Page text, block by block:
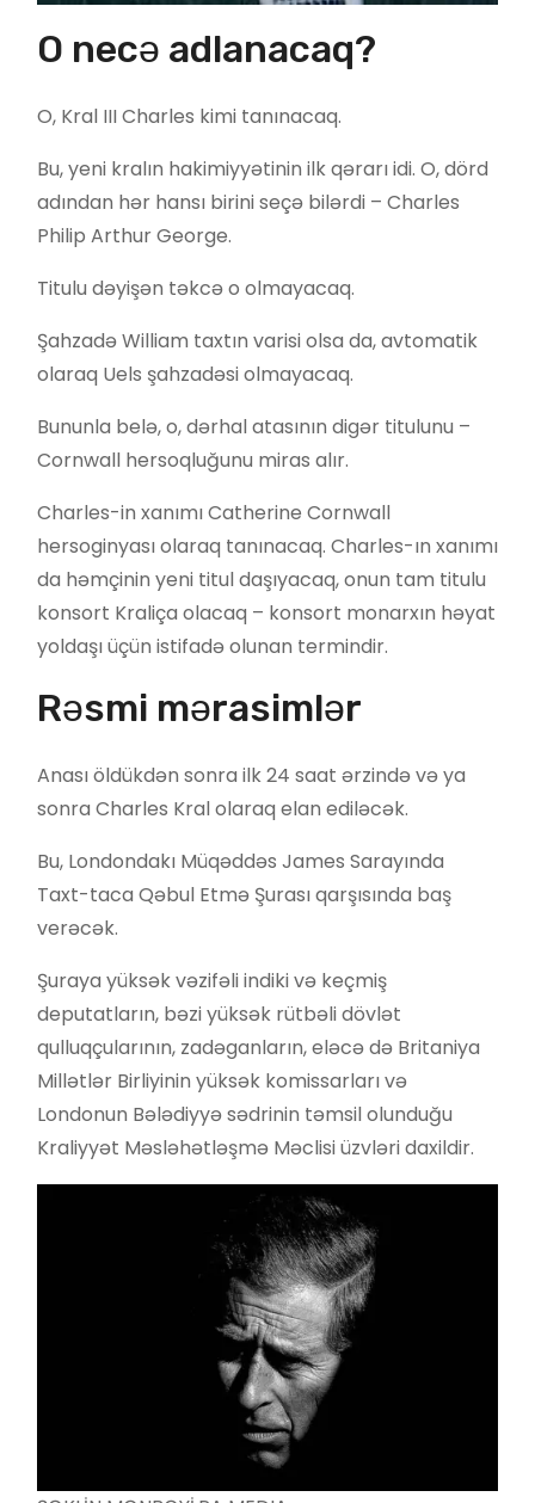
O necə adlanacaq?
O, Kral III Charles kimi tanınacaq.
Bu, yeni kralın hakimiyyətinin ilk qərarı idi. O, dörd
adından hər hansı birini seçə bilərdi – Charles
Philip Arthur George.
Titulu dəyişən təkcə o olmayacaq.
Şahzadə William taxtın varisi olsa da, avtomatik
olaraq Uels şahzadəsi olmayacaq.
Bununla belə, o, dərhal atasının digər titulunu –
Cornwall hersoqluğunu miras alır.
Charles-in xanımı Catherine Cornwall
hersoginyası olaraq tanınacaq. Charles-ın xanımı
da həmçinin yeni titul daşıyacaq, onun tam titulu
konsort Kraliça olacaq – konsort monarxın həyat
yoldaşı üçün istifadə olunan termindir.
Rəsmi mərasimlər
Anası öldükdən sonra ilk 24 saat ərzində və ya
sonra Charles Kral olaraq elan ediləcək.
Bu, Londondakı Müqəddəs James Sarayında
Taxt-taca Qəbul Etmə Şurası qarşısında baş
verəcək.
Şuraya yüksək vəzifəli indiki və keçmiş
deputatların, bəzi yüksək rütbəli dövlət
qulluqçularının, zadəganların, eləcə də Britaniya
Millətlər Birliyinin yüksək komissarları və
Londonun Bələdiyyə sədrinin təmsil olunduğu
Kraliyyət Məsləhətləşmə Məclisi üzvləri daxildir.